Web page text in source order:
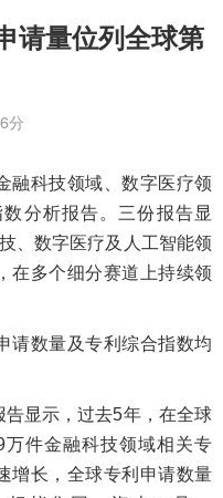
请量位列全球第
分
融科技领域、数字医疗领
分析报告。三份报告显
、数字医疗及人工智能领
在多个细分赛道上持续领
请数量及专利综合指数均
显示，过去5年，在全球
件金融科技领域相关专
增长，全球专利申请数量